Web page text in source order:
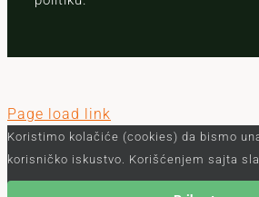
Page load link
Koristimo kolačiće (cookies) da bismo
korisničko iskustvo. Korišćenjem sajta